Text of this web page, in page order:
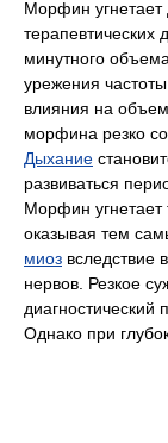
Морфин
терапевтических
минутного
урежения
влияния на объем
морфина резко
Дыхание
развиваться
Морфин угнетает
оказывая тем
миоз вследствие
нервов. Резкое
диагностический
Однако при